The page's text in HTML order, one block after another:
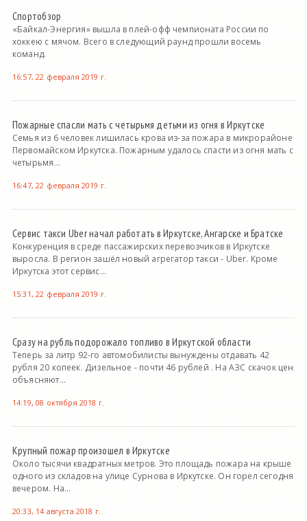
Спортобзор
«Байкал-Энергия» вышла в плей-офф чемпионата России по
хоккею с мячом. Всего в следующий раунд прошли восемь
команд.
16:57, 22 февраля 2019 г.
Пожарные спасли мать с четырьмя детьми из огня в Иркутске
Семья из 6 человек лишилась крова из-за пожара в микрорайоне
Первомайском Иркутска. Пожарным удалось спасти из огня мать с
четырьмя...
16:47, 22 февраля 2019 г.
Сервис такси Uber начал работать в Иркутске, Ангарске и Братске
Конкуренция в среде пассажирских перевозчиков в Иркутске
выросла. В регион зашёл новый агрегатор такси - Uber. Кроме
Иркутска этот сервис...
15:31, 22 февраля 2019 г.
Сразу на рубль подорожало топливо в Иркутской области
Теперь за литр 92-го автомобилисты вынуждены отдавать 42
рубля 20 копеек. Дизельное - почти 46 рублей . На АЗС скачок цен
объясняют...
14:19, 08 октября 2018 г.
Крупный пожар произошел в Иркутске
Около тысячи квадратных метров. Это площадь пожара на крыше
одного из складов на улице Сурнова в Иркутске. Он горел сегодня
вечером. На...
20:33, 14 августа 2018 г.